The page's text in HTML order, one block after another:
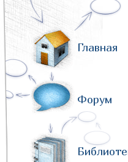
Главная
Форум